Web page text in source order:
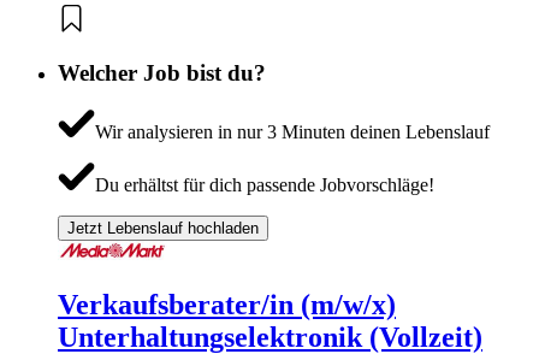
Welcher Job bist du?
Wir analysieren in nur 3 Minuten deinen Lebenslauf
Du erhältst für dich passende Jobvorschläge!
Jetzt Lebenslauf hochladen
Verkaufsberater/in (m/w/x)
Unterhaltungselektronik (Vollzeit)